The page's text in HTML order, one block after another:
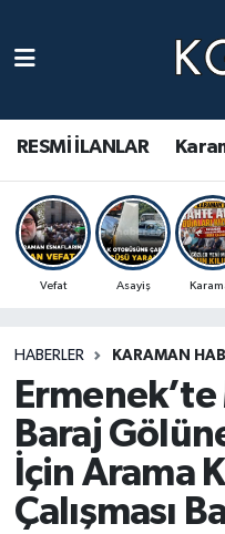
RESMİ İLANLAR
Vefat Asayiş
HABERLER KARAMAN
Ermenek’te
Baraj
İçin Arama
Çalışması
Gündem
Güncel Haberler
Spor Haberleri
Ulusal Haberler
Vefat Edenler